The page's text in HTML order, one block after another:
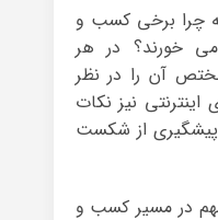
چرا برخی کسب و
خورند؟ در هر
آن را در نظر
نیز نکات
پیشگیری از شکست
در مسیر کسب و